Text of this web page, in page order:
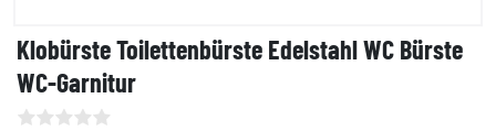
Klobürste Toilettenbürste Edelstahl WC Bürste
WC-Garnitur